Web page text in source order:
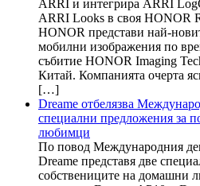
ARRI и интегрира ARRI
ARRI Looks в своя HONOR
HONOR представи най-
мобилни изображения по
събитие HONOR Imaging
Китай. Компанията очерта
[…]
Dreame отбелязва
специални предложения за
любимци
По повод Международния
Dreame представя две
собствениците на домашни